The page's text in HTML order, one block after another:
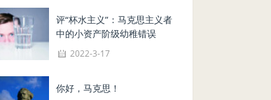
评“杯水主义”：马克思主义者
中的小资产阶级幼稚错误
2022-3-17
你好，马克思！